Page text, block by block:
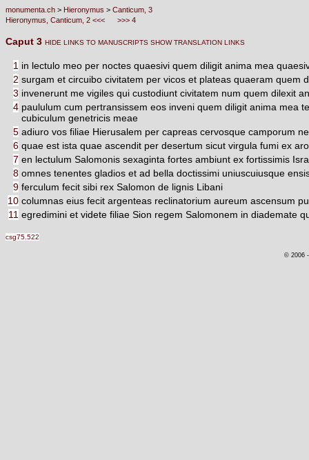
monumenta.ch > Hieronymus > Canticum, 3
Hieronymus, Canticum, 2 <<<
>>> 4
Caput 3 HIDE LINKS TO MANUSCRIPTS SHOW TRANSLATION LINKS
1 in lectulo meo per noctes quaesivi quem diligit anima mea
2 surgam et circuibo civitatem per vicos et plateas quaeram quem
3 invenerunt me vigiles qui custodiunt civitatem num quem dilexit
4 paululum cum pertransissem eos inveni quem diligit anima mea
cubiculum genetricis meae
5 adiuro vos filiae Hierusalem per capreas cervosque camporum
6 quae est ista quae ascendit per desertum sicut virgula fumi ex
7 en lectulum Salomonis sexaginta fortes ambiunt ex fortissimis
8 omnes tenentes gladios et ad bella doctissimi uniuscuiusque
9 ferculum fecit sibi rex Salomon de lignis Libani
10 columnas eius fecit argenteas reclinatorium aureum ascensum
11 egredimini et videte filiae Sion regem Salomonem in diademate
csg75.522
© 2006